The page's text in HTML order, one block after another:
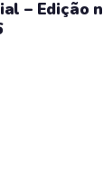
– Edição